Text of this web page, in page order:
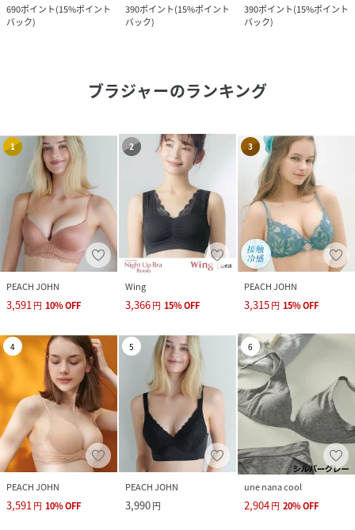
690ポイント(15%ポイント
バック)
390ポイント(15%ポイント
バック)
390ポイント(15%ポイント
バック)
ブラジャーのランキング
1
PEACH JOHN
3,591円 10%OFF
2
Wing
3,366円 15%OFF
3
PEACH JOHN
3,315円 15%OFF
4
PEACH JOHN
3,591円 10%OFF
5
PEACH JOHN
3,990円
6
une nana cool
2,904円 20%OFF